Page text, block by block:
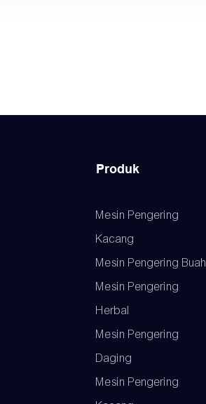
Produk
Mesin Pengering
Kacang
Mesin Pengering Buah
Mesin Pengering
Herbal
Mesin Pengering
Daging
Mesin Pengering